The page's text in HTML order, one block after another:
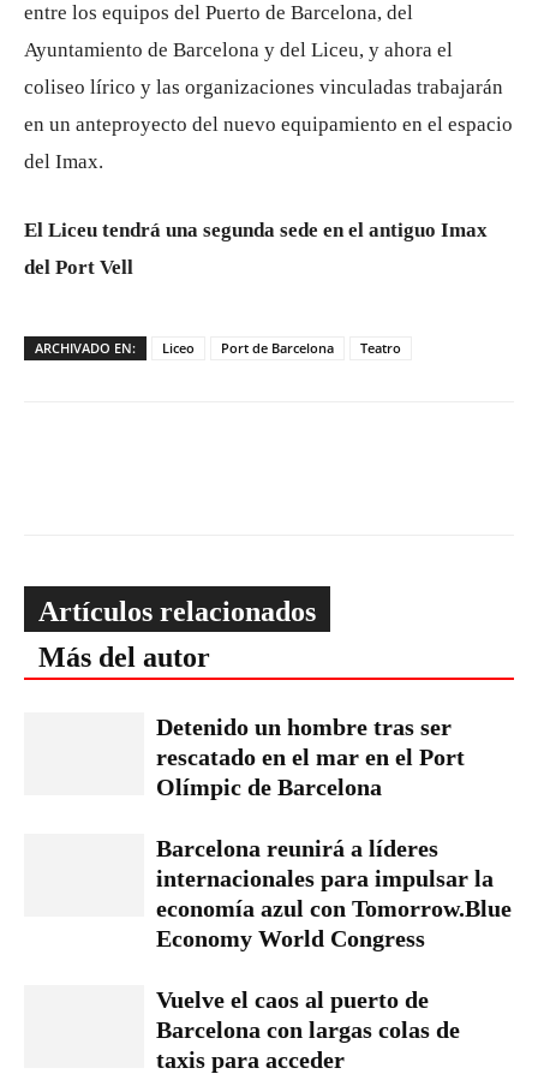
entre los equipos del Puerto de Barcelona, ​​del
Ayuntamiento de Barcelona y del Liceu, y ahora el
coliseo lírico y las organizaciones vinculadas trabajarán
en un anteproyecto del nuevo equipamiento en el espacio
del Imax.
El Liceu tendrá una segunda sede en el antiguo Imax
del Port Vell
ARCHIVADO EN: Liceo Port de Barcelona Teatro
Artículos relacionados
Más del autor
Detenido un hombre tras ser
rescatado en el mar en el Port
Olímpic de Barcelona
Barcelona reunirá a líderes
internacionales para impulsar la
economía azul con Tomorrow.Blue
Economy World Congress
Vuelve el caos al puerto de
Barcelona con largas colas de
taxis para acceder